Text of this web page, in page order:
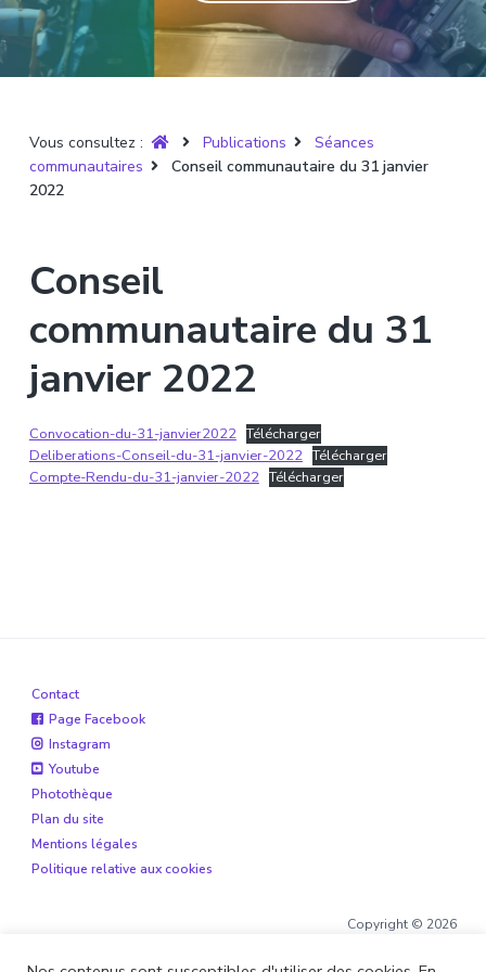
t
i
o
p
r
i
a
g
e
T
r
u
y
è
Vous consultez : Publications
Séances
communautaires
Conseil communautaire du 31 janvier
2022
Conseil
communautaire du 31
janvier 2022
Convocation-du-31-janvier2022 Télécharger
Deliberations-Conseil-du-31-janvier-2022 Télécharger
Compte-Rendu-du-31-janvier-2022 Télécharger
Contact
Page Facebook
Instagram
Youtube
Photothèque
Plan du site
Mentions légales
Politique relative aux cookies
Copyright © 2026